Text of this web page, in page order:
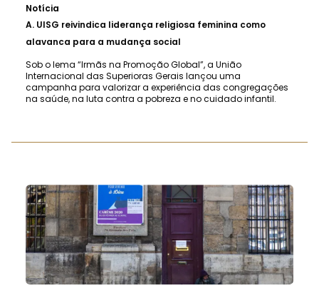
Notícia
A. UISG reivindica liderança religiosa feminina como
alavanca para a mudança social
Sob o lema “Irmãs na Promoção Global”, a União
Internacional das Superioras Gerais lançou uma
campanha para valorizar a experiência das congregações
na saúde, na luta contra a pobreza e no cuidado infantil.